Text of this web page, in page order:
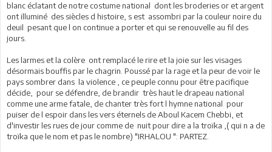
blanc éclatant de notre costume national dont les broderies or et argent
ont illuminé des siècles d histoire, s est assombri par la couleur noire du
deuil pesant que l on continue a porter et qui se renouvelle au fil des
jours.
Les larmes et la colère ont remplacé le rire et la joie sur les visages
désormais bouffis par le chagrin. Poussé par la rage et la peur de voir le
pays sombrer dans la violence , ce peuple connu pour être pacifique
décide, pour se défendre, de brandir très haut le drapeau national
comme une arme fatale, de chanter très fort l hymne national pour
puiser de l espoir dans les vers éternels de Aboul Kacem Chebbi, et
d'investir les rues de jour comme de nuit pour dire a la troïka ,( qui n a de
troïka que le nom et pas le nombre) "IRHALOU ": PARTEZ.